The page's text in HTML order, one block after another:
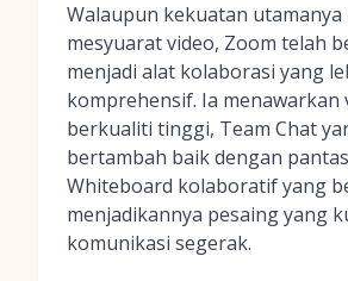
Walaupun kekuatan utamanya
mesyuarat video, Zoom telah
menjadi alat kolaborasi yang
komprehensif. Ia menawarkan
berkualiti tinggi, Team Chat
bertambah baik dengan
Whiteboard kolaboratif yang
menjadikannya pesaing yang
komunikasi segerak.